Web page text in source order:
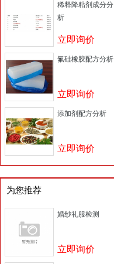
稀释降粘剂成分分
析
立即询价
氟硅橡胶配方分析
立即询价
添加剂配方分析
立即询价
为您推荐
婚纱礼服检测
立即询价